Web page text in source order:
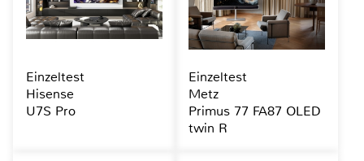
Einzeltest
Hisense
U7S Pro
Einzeltest
Metz
Primus 77 FA87 OLED
twin R